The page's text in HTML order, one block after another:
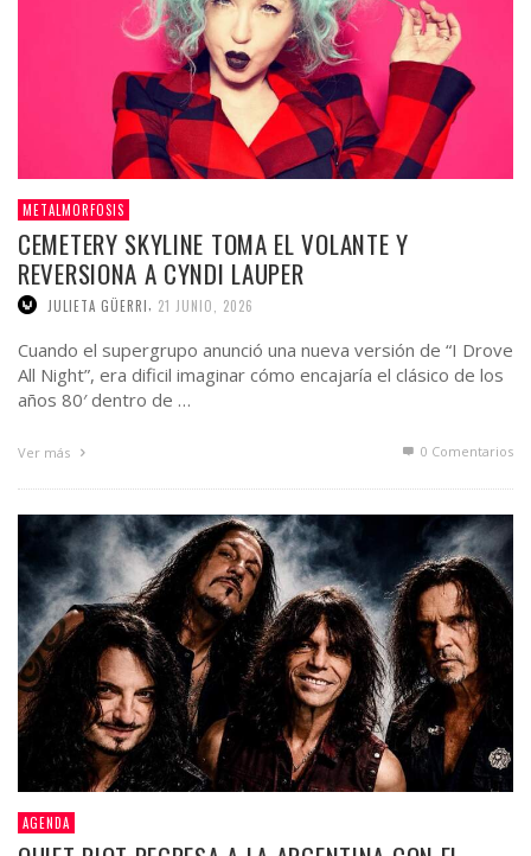
METALMORFOSIS
CEMETERY SKYLINE TOMA EL VOLANTE Y
REVERSIONA A CYNDI LAUPER
JULIETA GÜERRI 21 JUNIO, 2026
Cuando el supergrupo anunció una nueva versión de “I Drove
All Night”, era dificil imaginar cómo encajaría el clásico de los
años 80′ dentro de …
Ver más 0 Comentarios
AGENDA